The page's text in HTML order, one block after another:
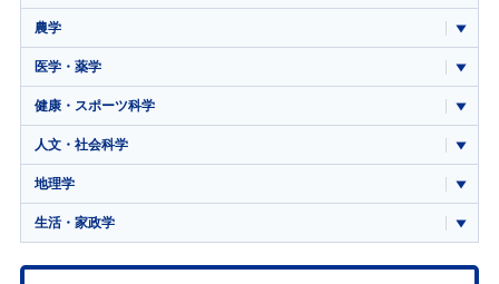
農学
医学・薬学
健康・スポーツ科学
人文・社会科学
地理学
生活・家政学